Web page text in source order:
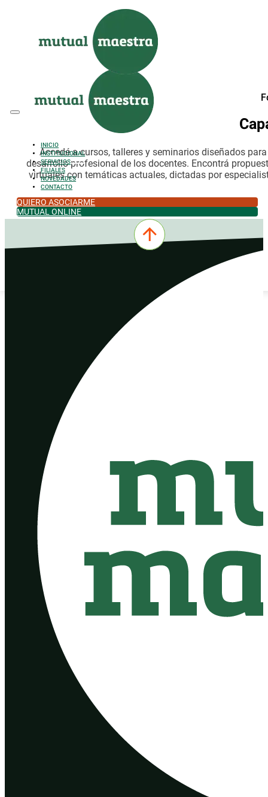
Saltar al pie de página
INICIO
INSTITUCIONAL
SERVICIOS
FILIALES
NOVEDADES
CONTACTO
QUIERO ASOCIARME
MUTUAL ONLINE
Accedé a cursos, talleres y seminarios diseñados
desarrollo profesional de los docentes. Encontrá
virtuales con temáticas actuales, dictadas por